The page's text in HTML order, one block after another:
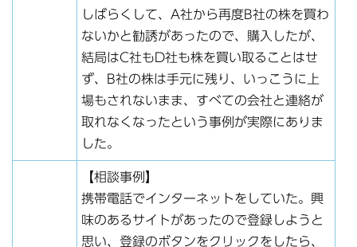
しばらくして、A社から再度B社の株を買わ
ないかと勧誘があったので、購入したが、
結局はC社もD社も株を買い取ることはせ
ず、B社の株は手元に残り、いっこうに上
場もされないまま、すべての会社と連絡が
取れなくなったという事例が実際にありま
した。
【相談事例】
携帯電話でインターネットをしていた。興
味のあるサイトがあったので登録しようと
思い、登録のボタンをクリックをしたら、